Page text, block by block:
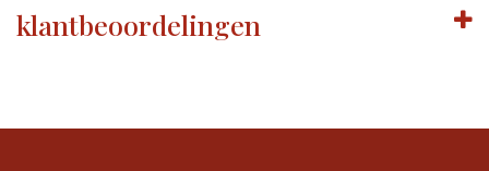
klantbeoordelingen